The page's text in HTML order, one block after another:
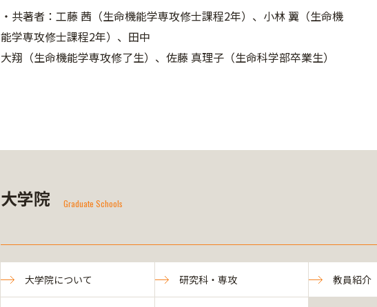
・共著者：工藤 茜（生命機能学専攻修士課程2年）、小林 翼（生命機
能学専攻修士課程2年）、田中
大翔（生命機能学専攻修了生）、佐藤 真理子（生命科学部卒業生）
大学院 Graduate Schools
大学院について 研究科・専攻 教員紹介